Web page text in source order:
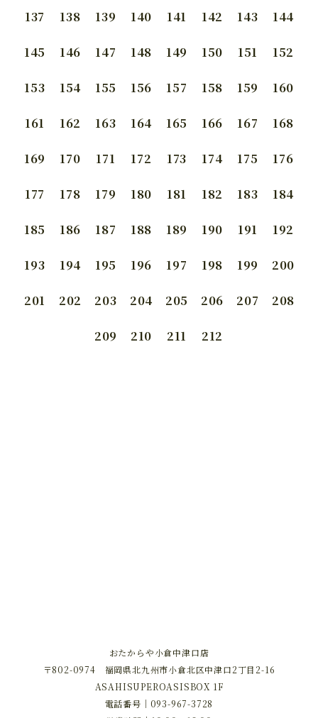
137 138 139 140 141 142 143 144
145 146 147 148 149 150 151 152
153 154 155 156 157 158 159 160
161 162 163 164 165 166 167 168
169 170 171 172 173 174 175 176
177 178 179 180 181 182 183 184
185 186 187 188 189 190 191 192
193 194 195 196 197 198 199 200
201 202 203 204 205 206 207 208
209 210 211 212
おたからや小倉中津口店
〒802-0974 福岡県北九州市小倉北区中津口2丁目2-16
ASAHISUPEROASISBOX 1F
電話番号｜ 093-967-3728